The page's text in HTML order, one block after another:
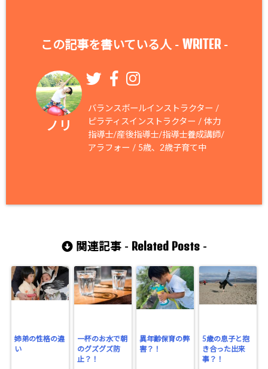
この記事を書いている人 - WRITER-
ノリ
バランスボールインストラクター /
ピラティスインストラクター / 体力
指導士/産後指導士/指導士養成講師/
アラフォー / 5歳、2歳子育て中
関連記事 - Related Posts-
姉弟の性格の違
い
一杯のお水で朝
のグズグズ防
止？！
異年齢保育の弊
害？！
5歳の息子と抱
き合った出来
事？！